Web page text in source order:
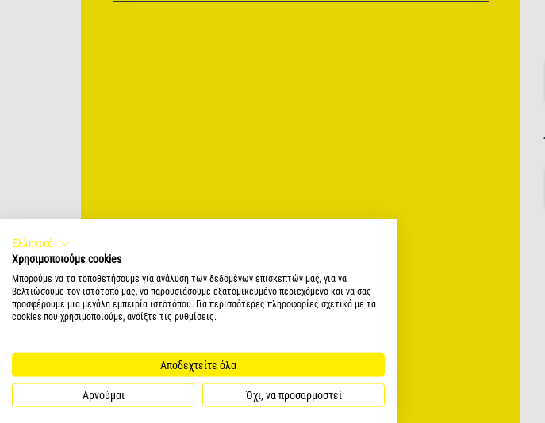
Ελληνικά
Χρησιμοποιούμε cookies
Μπορούμε να τα τοποθετήσουμε για ανάλυση των δεδομένων επισκεπτών μας, για να
βελτιώσουμε τον ιστότοπό μας, να παρουσιάσουμε εξατομικευμένο περιεχόμενο και να σας
προσφέρουμε μια μεγάλη εμπειρία ιστοτόπου. Για περισσότερες πληροφορίες σχετικά με τα
cookies που χρησιμοποιούμε, ανοίξτε τις ρυθμίσεις.
Αποδεχτείτε όλα
Αρνούμαι Όχι, να προσαρμοστεί